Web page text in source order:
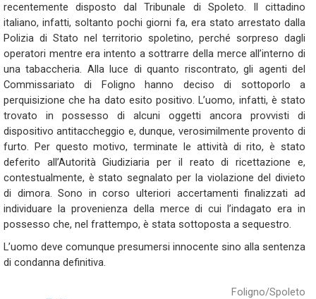
recentemente disposto dal Tribunale di Spoleto. Il cittadino
italiano, infatti, soltanto pochi giorni fa, era stato arrestato dalla
Polizia di Stato nel territorio spoletino, perché sorpreso dagli
operatori mentre era intento a sottrarre della merce all’interno di
una tabaccheria. Alla luce di quanto riscontrato, gli agenti del
Commissariato di Foligno hanno deciso di sottoporlo a
perquisizione che ha dato esito positivo. L’uomo, infatti, è stato
trovato in possesso di alcuni oggetti ancora provvisti di
dispositivo antitaccheggio e, dunque, verosimilmente provento di
furto. Per questo motivo, terminate le attività di rito, è stato
deferito all’Autorità Giudiziaria per il reato di ricettazione e,
contestualmente, è stato segnalato per la violazione del divieto
di dimora. Sono in corso ulteriori accertamenti finalizzati ad
individuare la provenienza della merce di cui l’indagato era in
possesso che, nel frattempo, è stata sottoposta a sequestro.
L’uomo deve comunque presumersi innocente sino alla sentenza
di condanna definitiva.
Foligno/Spoleto